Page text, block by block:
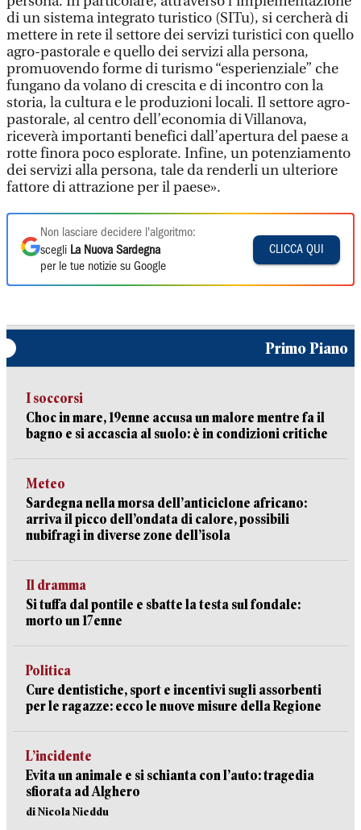
di un sistema integrato turistico (SITu), si cercherà di
mettere in rete il settore dei servizi turistici con quello
agro-pastorale e quello dei servizi alla persona,
promuovendo forme di turismo “esperienziale” che
fungano da volano di crescita e di incontro con la
storia, la cultura e le produzioni locali. Il settore agro-
pastorale, al centro dell’economia di Villanova,
riceverà importanti benefici dall’apertura del paese a
rotte finora poco esplorate. Infine, un potenziamento
dei servizi alla persona, tale da renderli un ulteriore
fattore di attrazione per il paese».
Non lasciare decidere l'algoritmo:
scegli La Nuova Sardegna
per le tue notizie su Google
CLICCA QUI
Primo Piano
I soccorsi
Choc in mare, 19enne accusa un malore mentre fa il
bagno e si accascia al suolo: è in condizioni critiche
Meteo
Sardegna nella morsa dell’anticiclone africano:
arriva il picco dell’ondata di calore, possibili
nubifragi in diverse zone dell’isola
Il dramma
Si tuffa dal pontile e sbatte la testa sul fondale:
morto un 17enne
Politica
Cure dentistiche, sport e incentivi sugli assorbenti
per le ragazze: ecco le nuove misure della Regione
L’incidente
Evita un animale e si schianta con l’auto: tragedia
sfiorata ad Alghero
di Nicola Nieddu